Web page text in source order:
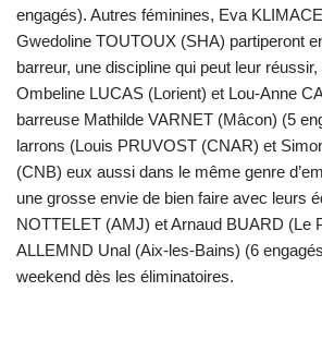
engagés). Autres féminines, Eva
Gwedoline TOUTOUX (SHA) partiperont
barreur, une discipline qui peut leur
Ombeline LUCAS (Lorient) et Lou-Anne
barreuse Mathilde VARNET (Mâcon) (5
larrons (Louis PRUVOST (CNAR) et
(CNB) eux aussi dans le même genre
une grosse envie de bien faire avec leurs
NOTTELET (AMJ) et Arnaud BUARD (Le
ALLEMND Unal (Aix-les-Bains) (6
weekend dès les éliminatoires.